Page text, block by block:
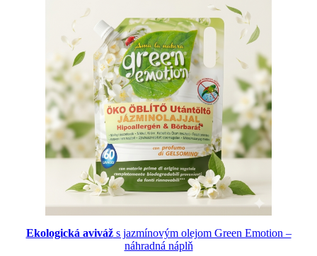
Ekologická avivážs jazmínovým olejom Green Emotion –
náhradná náplň